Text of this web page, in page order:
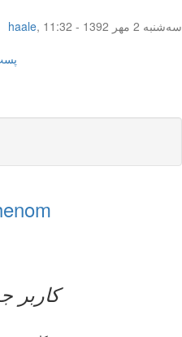
haale,
سه‌شنبه 2 مهر 1392 - 11:32
کاربر